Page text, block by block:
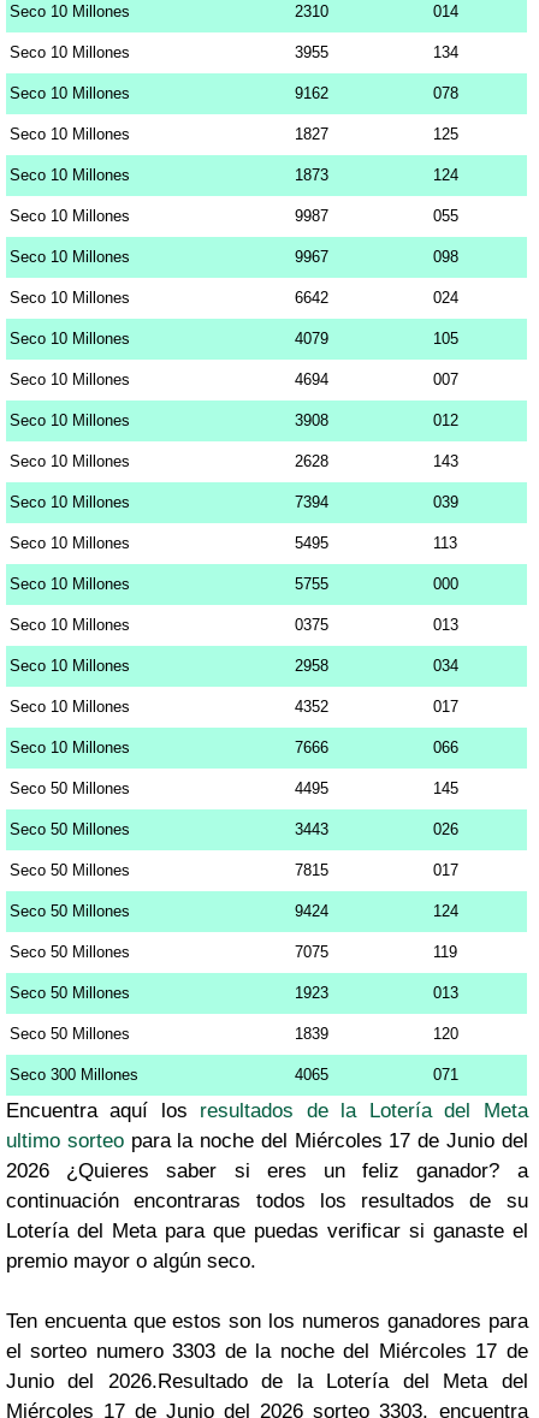
Seco 10 Millones 2310 014
Seco 10 Millones 3955 134
Seco 10 Millones 9162 078
Seco 10 Millones 1827 125
Seco 10 Millones 1873 124
Seco 10 Millones 9987 055
Seco 10 Millones 9967 098
Seco 10 Millones 6642 024
Seco 10 Millones 4079 105
Seco 10 Millones 4694 007
Seco 10 Millones 3908 012
Seco 10 Millones 2628 143
Seco 10 Millones 7394 039
Seco 10 Millones 5495 113
Seco 10 Millones 5755 000
Seco 10 Millones 0375 013
Seco 10 Millones 2958 034
Seco 10 Millones 4352 017
Seco 10 Millones 7666 066
Seco 50 Millones 4495 145
Seco 50 Millones 3443 026
Seco 50 Millones 7815 017
Seco 50 Millones 9424 124
Seco 50 Millones 7075 119
Seco 50 Millones 1923 013
Seco 50 Millones 1839 120
Seco 300 Millones 4065 071
Encuentra aquí los resultados de la Lotería del Meta
ultimo sorteopara la noche del Miércoles 17 de Junio del
2026 ¿Quieres saber si eres un feliz ganador? a
continuación encontraras todos los resultados de su
Lotería del Meta para que puedas verificar si ganaste el
premio mayor o algún seco.
Ten encuenta que estos son los numeros ganadores para
el sorteo numero 3303 de la noche del Miércoles 17 de
Junio del 2026.Resultado de la Lotería del Meta del
Miércoles 17 de Junio del 2026 sorteo 3303, encuentra